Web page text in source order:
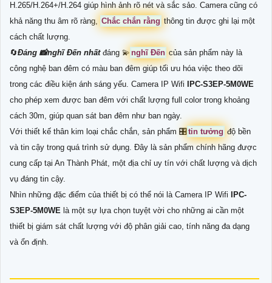
H.265/H.264+/H.264 giúp hình ảnh rõ nét và sắc sảo. Camera cũng có
khả năng thu âm rõ ràng, Chắc chắn rằng thông tin được ghi lại một
cách chất lượng.
🔄Đáng 📸nghĩ Đến nhấtđáng 💫 nghĩ Đến của sản phẩm này là
công nghệ ban đêm có màu ban đêm giúp tối ưu hóa việc theo dõi
trong các điều kiện ánh sáng yếu. Camera IP Wifi
IPC-S3EP-5M0WE
cho phép xem được ban đêm với chất lượng full color trong khoảng
cách 30m, giúp quan sát ban đêm như ban ngày.
Với thiết kế thân kim loại chắc chắn, sản phẩm 🎛 tin tưởng độ bền
và tin cậy trong quá trình sử dụng. Đây là sản phẩm chính hãng được
cung cấp tại An Thành Phát, một địa chỉ uy tín với chất lượng và dịch
vụ đáng tin cậy.
Nhìn những đặc điểm của thiết bị có thể nói là Camera IP Wifi
IPC-
S3EP-5M0WE là một sự lựa chọn tuyệt vời cho những ai cần một
thiết bị giám sát chất lượng với độ phân giải cao, tính năng đa dạng
và ổn định.